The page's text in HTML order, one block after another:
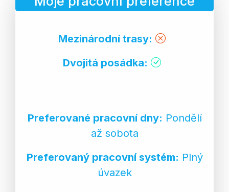
Mezinárodní trasy:
Dvojitá posádka:
Preferované pracovní dny: Pondělí
až sobota
Preferovaný pracovní systém: Plný
úvazek